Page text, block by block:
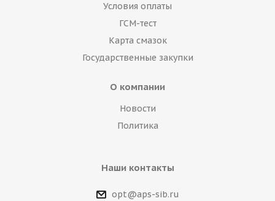
Условия оплаты
ГСМ-тест
Карта смазок
Государственные закупки
О компании
Новости
Политика
Наши контакты
opt@aps-sib.ru